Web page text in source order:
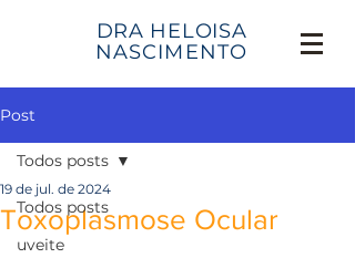
DRA HELOISA
NASCIMENTO
Post
Todos posts
uveite
Todos posts
Toxoplasmose Ocular
19 de jul. de 2024